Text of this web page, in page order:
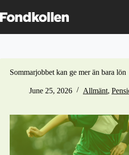
to
content
Sommarjobbet kan ge mer än bara lön
June 25, 2026 Allmänt,